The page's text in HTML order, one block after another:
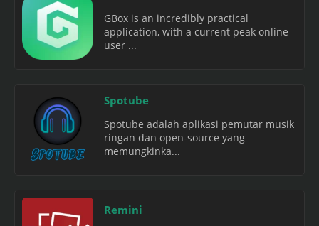
GBox is an incredibly practical
application, with a current peak online
user ...
Spotube
Spotube adalah aplikasi pemutar musik
ringan dan open-source yang
memungkinka...
Remini